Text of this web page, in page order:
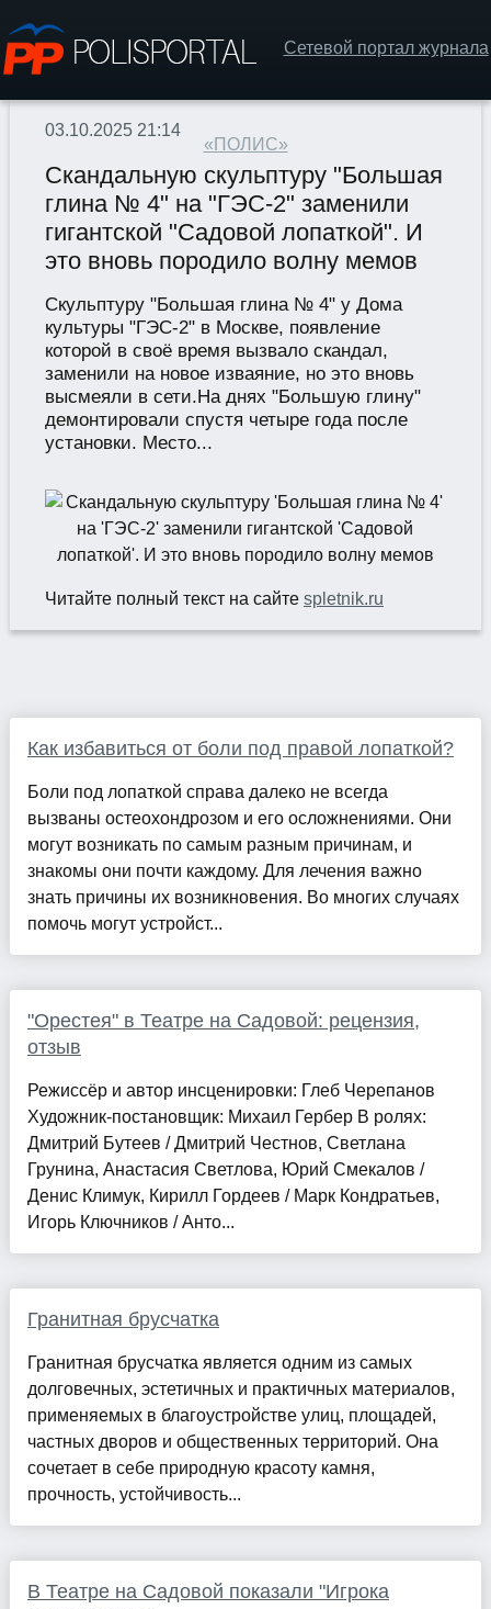
Сетевой портал журнала
«ПОЛИС»
03.10.2025 21:14
Скандальную скульптуру "Большая
глина № 4" на "ГЭС-2" заменили
гигантской "Садовой лопаткой". И
это вновь породило волну мемов
Скульптуру "Большая глина № 4" у Дома
культуры "ГЭС-2" в Москве, появление
которой в своё время вызвало скандал,
заменили на новое изваяние, но это вновь
высмеяли в сети.На днях "Большую глину"
демонтировали спустя четыре года после
установки. Место...
Читайте полный текст на сайте spletnik.ru
Как избавиться от боли под правой лопаткой?
Боли под лопаткой справа далеко не всегда
вызваны остеохондрозом и его осложнениями. Они
могут возникать по самым разным причинам, и
знакомы они почти каждому. Для лечения важно
знать причины их возникновения. Во многих случаях
помочь могут устройст...
"Орестея" в Театре на Садовой: рецензия,
отзыв
Режиссёр и автор инсценировки: Глеб Черепанов
Художник-постановщик: Михаил Гербер В ролях:
Дмитрий Бутеев / Дмитрий Честнов, Светлана
Грунина, Анастасия Светлова, Юрий Смекалов /
Денис Климук, Кирилл Гордеев / Марк Кондратьев,
Игорь Ключников / Анто...
Гранитная брусчатка
Гранитная брусчатка является одним из самых
долговечных, эстетичных и практичных материалов,
применяемых в благоустройстве улиц, площадей,
частных дворов и общественных территорий. Она
сочетает в себе природную красоту камня,
прочность, устойчивость...
В Театре на Садовой показали "Игрока